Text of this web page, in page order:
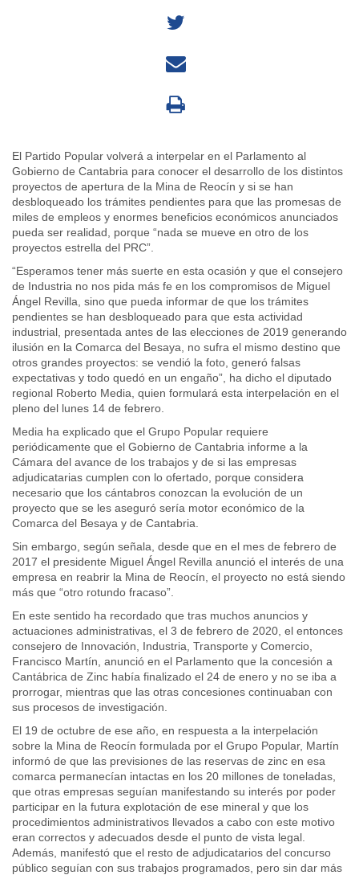
El Partido Popular volverá a interpelar en el Parlamento al
Gobierno de Cantabria para conocer el desarrollo de los distintos
proyectos de apertura de la Mina de Reocín y si se han
desbloqueado los trámites pendientes para que las promesas de
miles de empleos y enormes beneficios económicos anunciados
pueda ser realidad, porque “nada se mueve en otro de los
proyectos estrella del PRC”.
“Esperamos tener más suerte en esta ocasión y que el consejero
de Industria no nos pida más fe en los compromisos de Miguel
Ángel Revilla, sino que pueda informar de que los trámites
pendientes se han desbloqueado para que esta actividad
industrial, presentada antes de las elecciones de 2019 generando
ilusión en la Comarca del Besaya, no sufra el mismo destino que
otros grandes proyectos: se vendió la foto, generó falsas
expectativas y todo quedó en un engaño”, ha dicho el diputado
regional Roberto Media, quien formulará esta interpelación en el
pleno del lunes 14 de febrero.
Media ha explicado que el Grupo Popular requiere
periódicamente que el Gobierno de Cantabria informe a la
Cámara del avance de los trabajos y de si las empresas
adjudicatarias cumplen con lo ofertado, porque considera
necesario que los cántabros conozcan la evolución de un
proyecto que se les aseguró sería motor económico de la
Comarca del Besaya y de Cantabria.
Sin embargo, según señala, desde que en el mes de febrero de
2017 el presidente Miguel Ángel Revilla anunció el interés de una
empresa en reabrir la Mina de Reocín, el proyecto no está siendo
más que “otro rotundo fracaso”.
En este sentido ha recordado que tras muchos anuncios y
actuaciones administrativas, el 3 de febrero de 2020, el entonces
consejero de Innovación, Industria, Transporte y Comercio,
Francisco Martín, anunció en el Parlamento que la concesión a
Cantábrica de Zinc había finalizado el 24 de enero y no se iba a
prorrogar, mientras que las otras concesiones continuaban con
sus procesos de investigación.
El 19 de octubre de ese año, en respuesta a la interpelación
sobre la Mina de Reocín formulada por el Grupo Popular, Martín
informó de que las previsiones de las reservas de zinc en esa
comarca permanecían intactas en los 20 millones de toneladas,
que otras empresas seguían manifestando su interés por poder
participar en la futura explotación de ese mineral y que los
procedimientos administrativos llevados a cabo con este motivo
eran correctos y adecuados desde el punto de vista legal.
Además, manifestó que el resto de adjudicatarios del concurso
público seguían con sus trabajos programados, pero sin dar más